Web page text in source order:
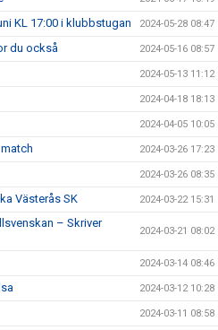
KL 17:00 i klubbstugan 2024-05-28 08:47
du också 2024-05-16 08:57
2024-05-13 11:12
2024-04-18 18:13
2024-04-05 10:05
2024-03-26 17:23
2024-03-26 08:35
Västerås SK 2024-03-22 15:31
– Skriver
2024-03-21 08:02
2024-03-14 08:46
2024-03-12 10:28
2024-03-11 08:58